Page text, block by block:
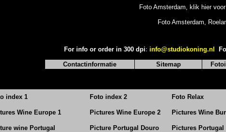
Foto Amsterdam, klik hier
Foto Amsterdam,
For info or order in 300 dpi: info@studiokoning.nl
Contactinformatie Sitemap
index 1 Foto index 2 Foto Relax
Wine Europe 1 Pictures Wine Europe 2 Pictures Wine
wine Portugal Picture Portugal Douro Pictures Portugal